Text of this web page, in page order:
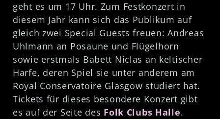
geht es um 17 Uhr. Zum Festkonzert in
diesem Jahr kann sich das Publikum auf
gleich zwei Special Guests freuen: Andreas
Uhlmann an Posaune und Flügelhorn
sowie erstmals Babett Niclas an keltischer
Harfe, deren Spiel sie unter anderem am
Royal Conservatoire Glasgow studiert hat.
Tickets für dieses besondere Konzert gibt
es auf der Seite des Folk Clubs Halle.